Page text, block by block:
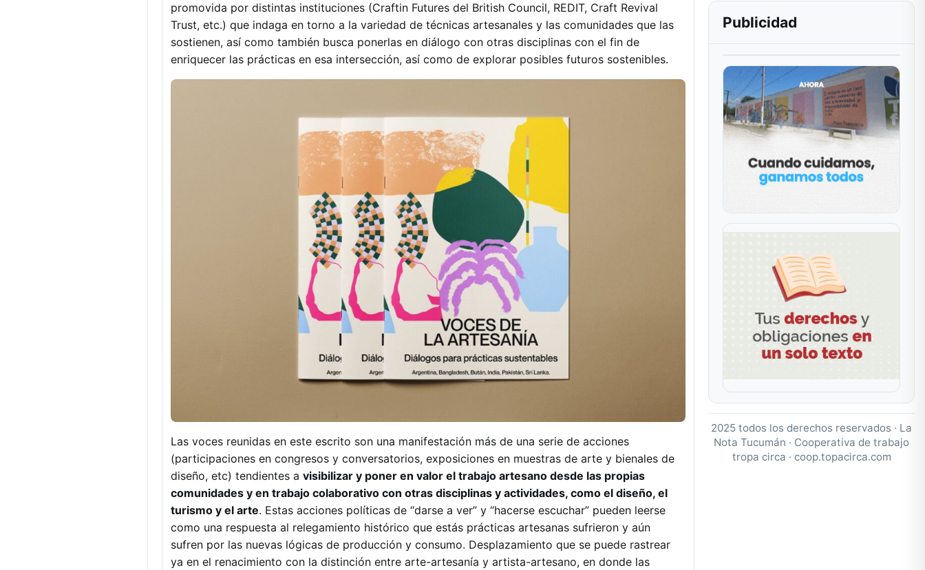
promovida por distintas instituciones (Craftin Futures del British Council, REDIT, Craft Revival
Trust, etc.) que indaga en torno a la variedad de técnicas artesanales y las comunidades que las
sostienen, así como también busca ponerlas en diálogo con otras disciplinas con el fin de
enriquecer las prácticas en esa intersección, así como de explorar posibles futuros sostenibles.
Las voces reunidas en este escrito son una manifestación más de una serie de acciones
(participaciones en congresos y conversatorios, exposiciones en muestras de arte y bienales de
diseño, etc) tendientes a visibilizar y poner en valor el trabajo artesano desde las propias
comunidades y en trabajo colaborativo con otras disciplinas y actividades, como el diseño, el
turismo y el arte. Estas acciones políticas de “darse a ver” y “hacerse escuchar” pueden leerse
como una respuesta al relegamiento histórico que estás prácticas artesanas sufrieron y aún
sufren por las nuevas lógicas de producción y consumo. Desplazamiento que se puede rastrear
ya en el renacimiento con la distinción entre arte-artesanía y artista-artesano, en donde las
Publicidad
2025 todos los derechos reservados · La
Nota Tucumán · Cooperativa de trabajo
tropa circa · coop.topacirca.com